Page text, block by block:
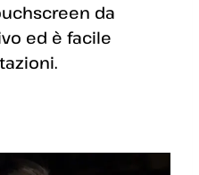
da
ed è facile